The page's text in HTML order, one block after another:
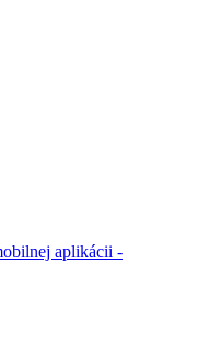
aplikácii -